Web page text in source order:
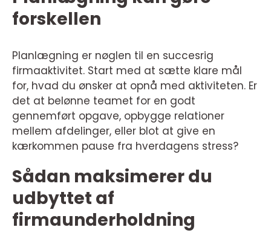
forskellen
Planlægning er nøglen til en succesrig
firmaaktivitet. Start med at sætte klare mål
for, hvad du ønsker at opnå med aktiviteten. Er
det at belønne teamet for en godt
gennemført opgave, opbygge relationer
mellem afdelinger, eller blot at give en
kærkommen pause fra hverdagens stress?
Sådan maksimerer du
udbyttet af
firmaunderholdning